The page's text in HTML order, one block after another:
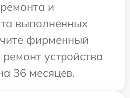
и
выполненных
фирменный
устройства
36 месяцев.